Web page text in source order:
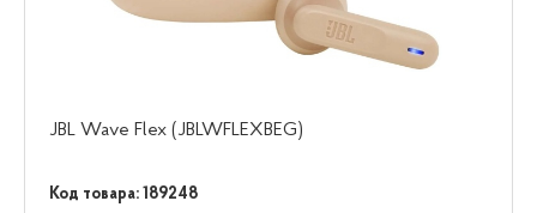
JBL Wave Flex (JBLWFLEXBEG)
Код товара: 189248